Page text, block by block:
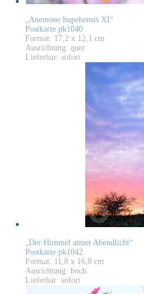
„Anemone hupehensis XI“
Postkarte pk1040
Format: 17,2 x 12,1 cm
Ausrichtung: quer
Lieferbar: sofort
„Der Himmel atmet Abendlicht“
Postkarte pk1042
Format: 11,8 x 16,8 cm
Ausrichtung: hoch
Lieferbar: sofort